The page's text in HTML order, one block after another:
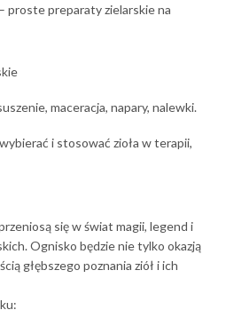
proste preparaty zielarskie na
maceracja, napary, nalewki.
i stosować zioła w terapii,
się w świat magii, legend i
Ognisko będzie nie tylko okazją
głębszego poznania ziół i ich